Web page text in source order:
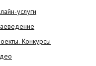
услуги
Конкурсы